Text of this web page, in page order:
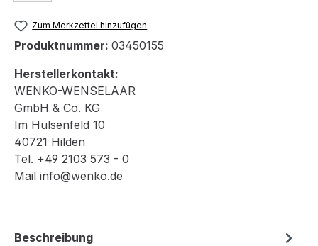
Zum Merkzettel hinzufügen
Produktnummer: 03450155
Herstellerkontakt:
WENKO-WENSELAAR
GmbH & Co. KG
Im Hülsenfeld 10
40721 Hilden
Tel. +49 2103 573 - 0
Mail info@wenko.de
Beschreibung